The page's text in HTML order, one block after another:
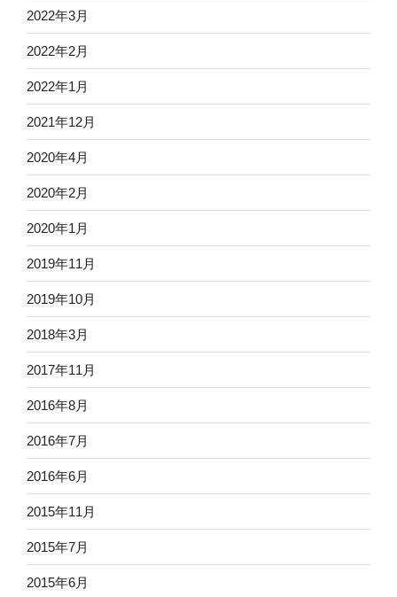
2022年3月
2022年2月
2022年1月
2021年12月
2020年4月
2020年2月
2020年1月
2019年11月
2019年10月
2018年3月
2017年11月
2016年8月
2016年7月
2016年6月
2015年11月
2015年7月
2015年6月